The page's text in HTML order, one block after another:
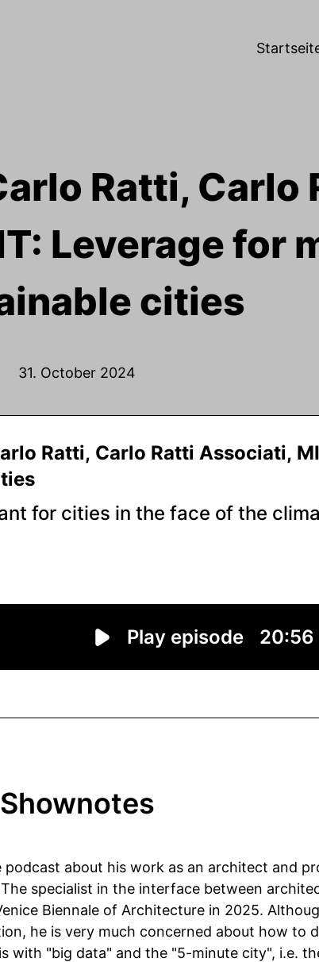
Ratti, Carlo
Leverage for
cities
31. October 2024
Shownotes
about his work as an architect and
specialist in the interface between
Biennale of Architecture in 2025.
he is very much concerned about how to
with "big data" and the "5-minute city", i.e.